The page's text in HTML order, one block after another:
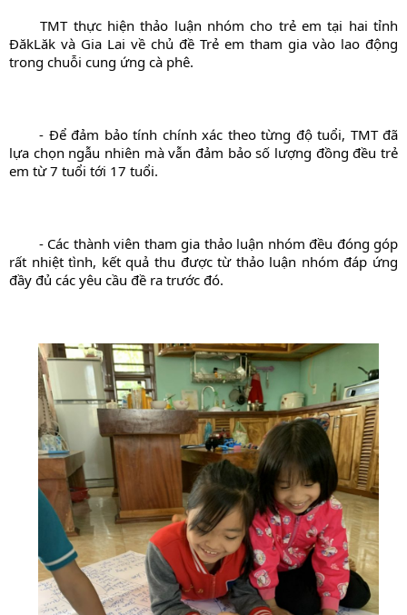
	TMT thực hiện thảo luận nhóm cho trẻ em tại hai tỉnh
ĐăkLăk và Gia Lai về chủ đề Trẻ em tham gia vào lao động
trong chuỗi cung ứng cà phê.
	- Để đảm bảo tính chính xác theo từng độ tuổi, TMT đã
lựa chọn ngẫu nhiên mà vẫn đảm bảo số lượng đồng đều trẻ
em từ 7 tuổi tới 17 tuổi.
rất nhiệt tình, kết quả thu được từ thảo luận nhóm đáp ứng
đầy đủ các yêu cầu đề ra trước đó.